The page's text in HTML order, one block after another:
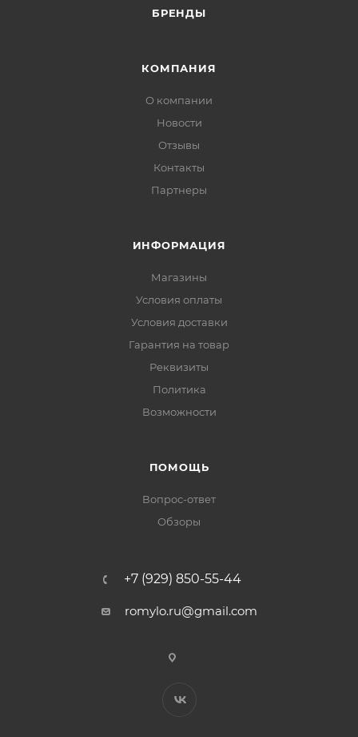
БРЕНДЫ
КОМПАНИЯ
О компании
Новости
Отзывы
Контакты
Партнеры
ИНФОРМАЦИЯ
Магазины
Условия оплаты
Условия доставки
Гарантия на товар
Реквизиты
Политика
Возможности
ПОМОЩЬ
Вопрос-ответ
Обзоры
+7 (929) 850-55-44
romylo.ru@gmail.com